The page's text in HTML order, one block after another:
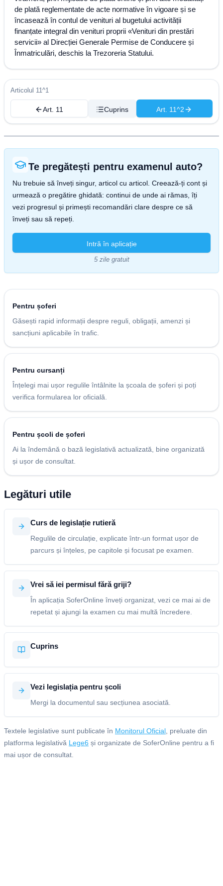
de plată reglementate de acte normative în vigoare și se
încasează în contul de venituri al bugetului activității
finanțate integral din venituri proprii «Venituri din prestări
servicii» al Direcției Generale Permise de Conducere și
Înmatriculări, deschis la Trezoreria Statului.
Articolul 11^1
Art. 11 Cuprins Art. 11^2
Te pregătești pentru examenul auto?
Nu trebuie să înveți singur, articol cu articol. Creează-ți cont și
urmează o pregătire ghidată: continui de unde ai rămas, îți
vezi progresul și primești recomandări clare despre ce să
înveți sau să repeți.
Intră în aplicație
5 zile gratuit
Pentru șoferi
Găsești rapid informații despre reguli, obligații, amenzi și
sancțiuni aplicabile în trafic.
Pentru cursanți
Înțelegi mai ușor regulile întâlnite la școala de șoferi și poți
verifica formularea lor oficială.
Pentru școli de șoferi
Ai la îndemână o bază legislativă actualizată, bine organizată
și ușor de consultat.
Legături utile
Curs de legislație rutieră
Regulile de circulație, explicate într-un format ușor de
parcurs și înțeles, pe capitole și focusat pe examen.
Vrei să iei permisul fără griji?
În aplicația SoferOnline înveți organizat, vezi ce mai ai de
repetat și ajungi la examen cu mai multă încredere.
Cuprins
Vezi legislația pentru școli
Mergi la documentul sau secțiunea asociată.
Textele legislative sunt publicate în Monitorul Oficial , preluate din
platforma legislativă Lege6 și organizate de SoferOnline pentru a fi
mai ușor de consultat.